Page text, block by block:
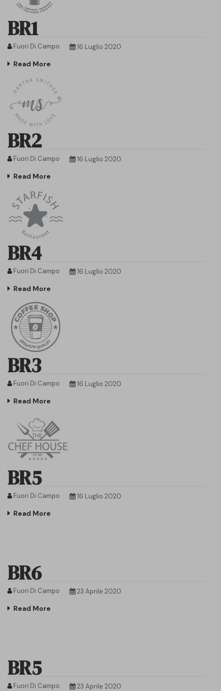
BR1
Fuori Di Campo 16 Luglio 2020
Read More
BR2
Fuori Di Campo 16 Luglio 2020
Read More
BR4
Fuori Di Campo 16 Luglio 2020
Read More
BR3
Fuori Di Campo 16 Luglio 2020
Read More
BR5
Fuori Di Campo 16 Luglio 2020
Read More
BR6
Fuori Di Campo 23 Aprile 2020
Read More
BR5
Fuori Di Campo 23 Aprile 2020